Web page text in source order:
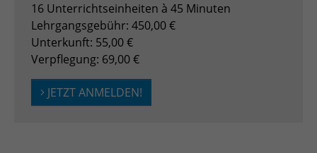
16 Unterrichtseinheiten à 45 Minuten
Lehrgangsgebühr: 450,00 €
Unterkunft: 55,00 €
Verpflegung: 69,00 €
JETZT ANMELDEN!
Zweck Admin-Login Redaktionssystem
Name be_typo3_user
Anbieter TYPO3